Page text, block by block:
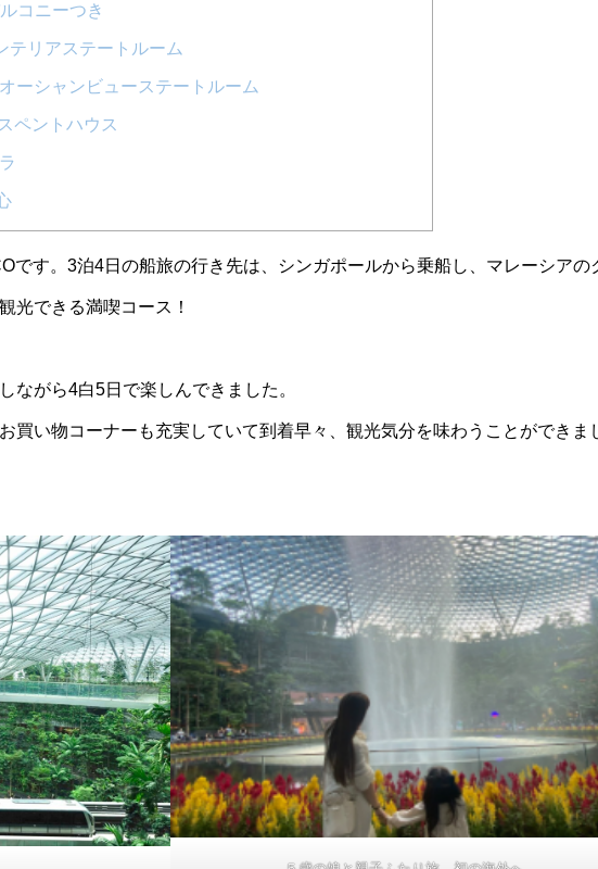
コニーつき
テリアステートルーム
ーシャンビューステートルーム
ペントハウス
です。3泊4日の船旅の行き先は、シンガポールから乗船し、マレーシアの
光できる満喫コース！
ながら4白5日で楽しんできました。
買い物コーナーも充実していて到着早々、観光気分を味わうことができま